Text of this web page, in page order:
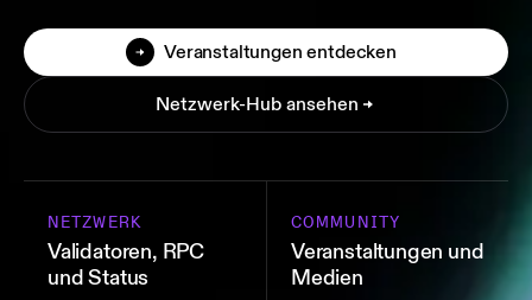
Veranstaltungen entdecken
Netzwerk-Hub ansehen
NETZWERK
Validatoren, RPC
und Status
COMMUNITY
Veranstaltungen und
Medien